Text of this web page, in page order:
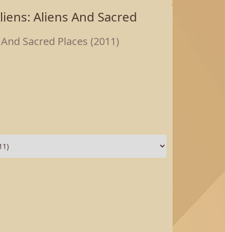
Aliens And Sacred
Sacred Places (2011)